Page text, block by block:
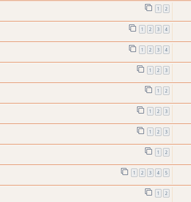
1 2
1 2 3 4
1 2 3 4
1 2 3
1 2
1 2 3
1 2 3
1 2
1 2 3 4 5
1 2